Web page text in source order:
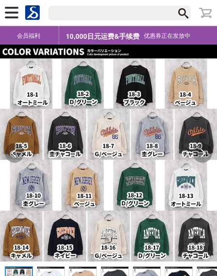
会员福利 10,000日元运费&手续费 优惠券正在发放中